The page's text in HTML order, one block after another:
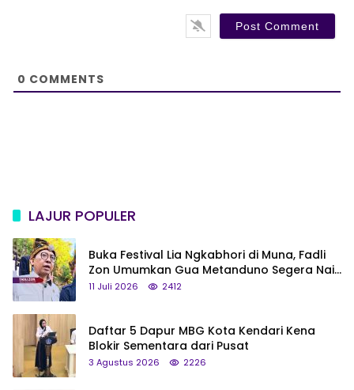
0 COMMENTS
LAJUR POPULER
Buka Festival Lia Ngkabhori di Muna, Fadli
Zon Umumkan Gua Metanduno Segera Naik
Status Jadi Cagar Budaya Nasional
11 Juli 2026 2412
Daftar 5 Dapur MBG Kota Kendari Kena
Blokir Sementara dari Pusat
3 Agustus 2026 2226